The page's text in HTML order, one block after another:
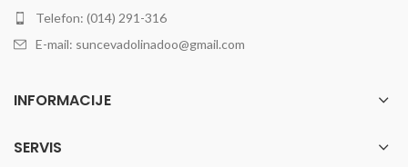
Telefon: (014) 291-316
E-mail: suncevadolinadoo@gmail.com
INFORMACIJE
SERVIS